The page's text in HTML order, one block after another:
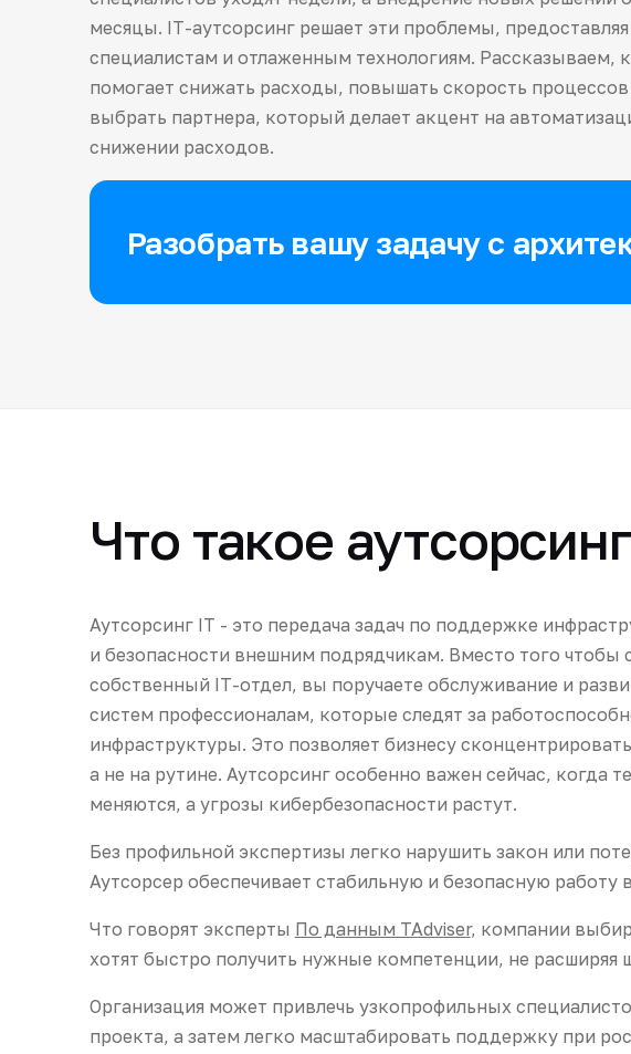
месяцы. IT-аутсорсинг решает эти проблемы,
специалистам и отлаженным технологиям. Рассказываем,
помогает снижать расходы, повышать скорость
выбрать партнера, который делает акцент на
снижении расходов.
Разобрать вашу задачу с
Что такое
Аутсорсинг IT - это передача задач по поддержке
и безопасности внешним подрядчикам. Вместо того чтобы
собственный IT-отдел, вы поручаете обслуживание и
систем профессионалам, которые следят за
инфраструктуры. Это позволяет бизнесу
а не на рутине. Аутсорсинг особенно важен сейчас, когда
меняются, а угрозы кибербезопасности растут.
Без профильной экспертизы легко нарушить закон или
Аутсорсер обеспечивает стабильную и безопасную работу
Что говорят эксперты По данным TAdviser, компании
хотят быстро получить нужные компетенции, не расширяя
Организация может привлечь узкопрофильных
проекта, а затем легко масштабировать поддержку при